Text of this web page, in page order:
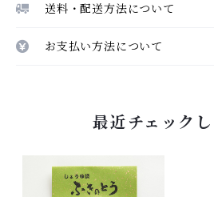
送料・配送方法について
お支払い方法について
最近チェック